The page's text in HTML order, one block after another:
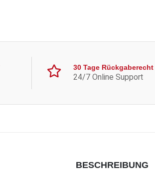
30 Tage Rückgaberecht
24/7 Online Support
BESCHREIBUNG